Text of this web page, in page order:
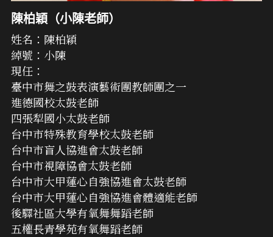
陳柏穎（小陳老師）
姓名：陳柏穎
綽號：小陳
現任：
臺中市舞之鼓表演藝術團教師團之一
進德國校太鼓老師
四張犁國小太鼓老師
台中市特殊教育學校太鼓老師
台中市盲人協進會太鼓老師
台中市視障協會太鼓老師
台中市大甲蓮心自強協進會太鼓老師
台中市大甲蓮心自強協進會體適能老師
後驛社區大學有氧舞舞蹈老師
五權長青學苑有氧舞蹈老師